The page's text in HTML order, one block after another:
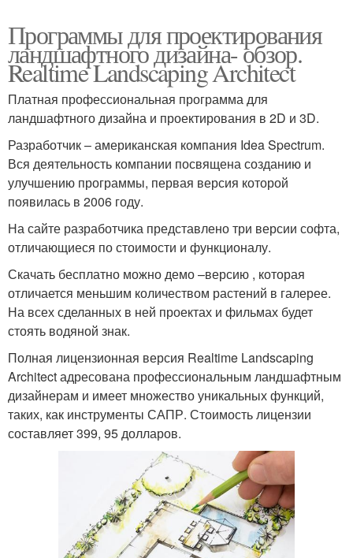
Программы для проектирования
ландшафтного дизайна- обзор.
Realtime Landscaping Architect
Платная профессиональная программа для
ландшафтного дизайна и проектирования в 2D и 3D.
Разработчик – американская компания Idea Spectrum.
Вся деятельность компании посвящена созданию и
улучшению программы, первая версия которой
появилась в 2006 году.
На сайте разработчика представлено три версии софта,
отличающиеся по стоимости и функционалу.
Скачать бесплатно можно демо –версию , которая
отличается меньшим количеством растений в галерее.
На всех сделанных в ней проектах и фильмах будет
стоять водяной знак.
Полная лицензионная версия Realtime Landscaping
Architect адресована профессиональным ландшафтным
дизайнерам и имеет множество уникальных функций,
таких, как инструменты САПР. Стоимость лицензии
составляет 399, 95 долларов.